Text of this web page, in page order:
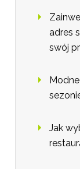
adres
swój
Jak